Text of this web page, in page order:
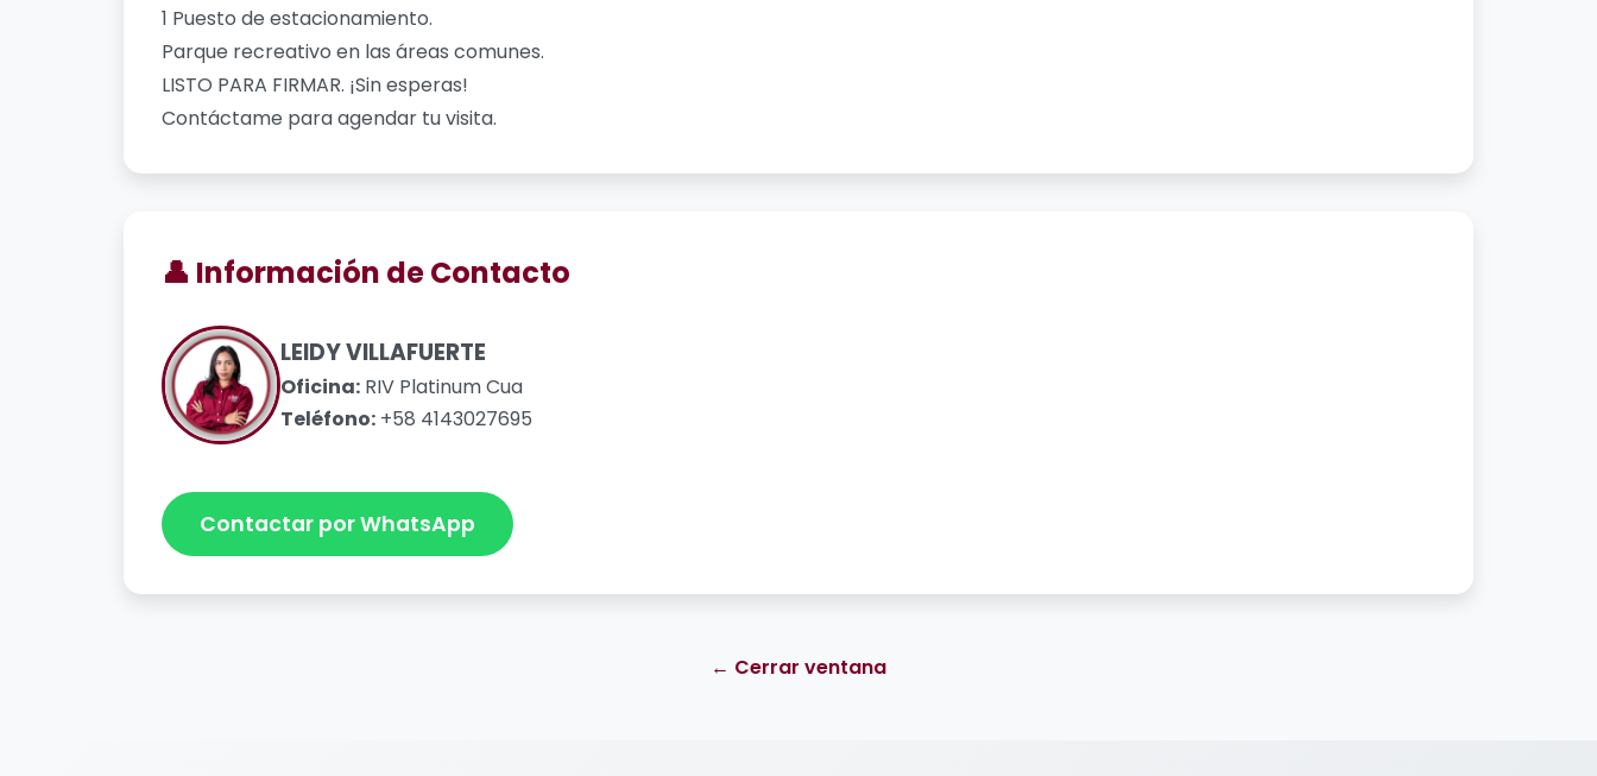
1 Puesto de estacionamiento.
Parque recreativo en las áreas comunes.
LISTO PARA FIRMAR. ¡Sin esperas!
Contáctame para agendar tu visita.
👤 Información de Contacto
LEIDY VILLAFUERTE
Oficina: RIV Platinum Cua
Teléfono: +58 4143027695
Contactar por WhatsApp
← Cerrar ventana